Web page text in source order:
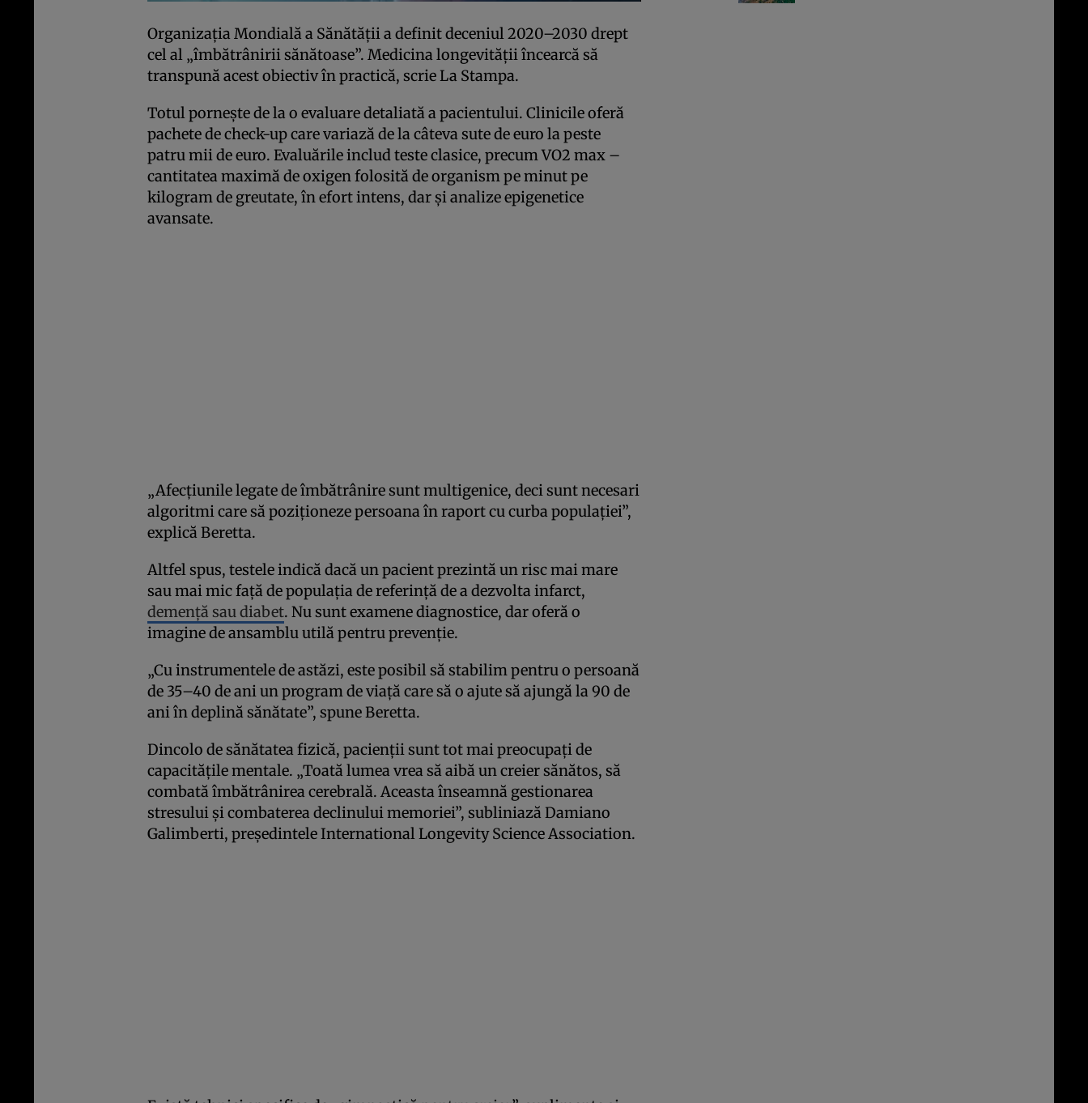
Organizația Mondială a Sănătății a definit deceniul 2020–2030 drept
cel al „îmbătrânirii sănătoase”. Medicina longevității încearcă să
transpună acest obiectiv în practică, scrie La Stampa.
Totul pornește de la o evaluare detaliată a pacientului. Clinicile oferă
pachete de check-up care variază de la câteva sute de euro la peste
patru mii de euro. Evaluările includ teste clasice, precum VO2 max –
cantitatea maximă de oxigen folosită de organism pe minut pe
kilogram de greutate, în efort intens, dar și analize epigenetice
avansate.
„Afecțiunile legate de îmbătrânire sunt multigenice, deci sunt necesari
algoritmi care să poziționeze persoana în raport cu curba populației”,
explică Beretta.
Altfel spus, testele indică dacă un pacient prezintă un risc mai mare
sau mai mic față de populația de referință de a dezvolta infarct,
demență sau diabet. Nu sunt examene diagnostice, dar oferă o
imagine de ansamblu utilă pentru prevenție.
„Cu instrumentele de astăzi, este posibil să stabilim pentru o persoană
de 35–40 de ani un program de viață care să o ajute să ajungă la 90 de
ani în deplină sănătate”, spune Beretta.
Dincolo de sănătatea fizică, pacienții sunt tot mai preocupați de
capacitățile mentale. „Toată lumea vrea să aibă un creier sănătos, să
combată îmbătrânirea cerebrală. Aceasta înseamnă gestionarea
stresului și combaterea declinului memoriei”, subliniază Damiano
Galimberti, președintele International Longevity Science Association.